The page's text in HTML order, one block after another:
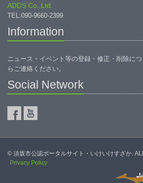
ADDS Co.,Ltd.
TEL:090-9660-2399
Information
ニュース・イベント等の登録・修正・削除につ
らご連絡ください。
Social Network
© 須坂市公認ポータルサイト・いけいけすざか.
Privacy Policy